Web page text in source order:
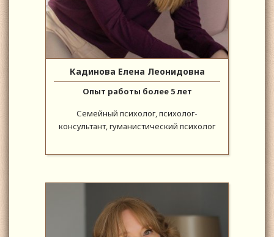
Кадинова Елена Леонидовна
Опыт работы более 5 лет
Семейный психолог, психолог-
консультант, гуманистический психолог